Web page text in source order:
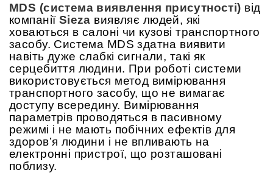
MDS (система виявлення присутності) від
компанії Sieza виявляє людей, які
ховаються в салоні чи кузові транспортного
засобу. Система MDS здатна виявити
навіть дуже слабкі сигнали, такі як
серцебиття людини. При роботі системи
використовується метод вимірювання
транспортного засобу, що не вимагає
доступу всередину. Вимірювання
параметрів проводяться в пасивному
режимі і не мають побічних ефектів для
здоров’я людини і не впливають на
електронні пристрої, що розташовані
поблизу.